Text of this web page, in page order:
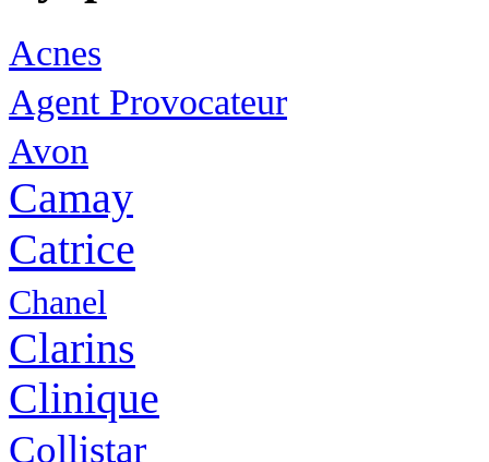
Acnes
Agent Provocateur
Avon
Camay
Catrice
Chanel
Clarins
Clinique
Collistar